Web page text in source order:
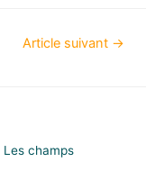
Article suivant →
Les champs